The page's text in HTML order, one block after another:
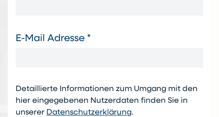
E-Mail Adresse *
Detaillierte Informationen zum Umgang mit den
hier eingegebenen Nutzerdaten finden Sie in
unserer Datenschutzerklärung.